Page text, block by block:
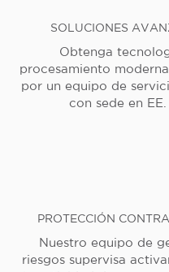
SOLUCIONES
Obtenga
procesamiento
por un equipo de
con sede en EE.
PROTECCIÓN
Nuestro equipo de
riesgos supervisa